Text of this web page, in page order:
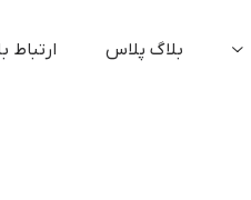
بلاگ پلاس ارتباط